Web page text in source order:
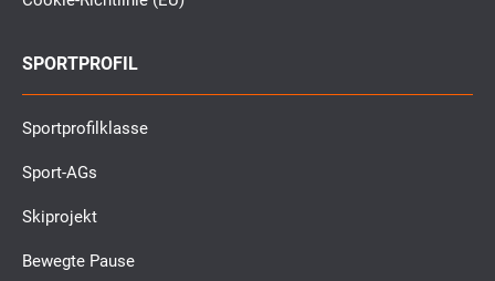
SPORTPROFIL
Sportprofilklasse
Sport-AGs
Skiprojekt
Bewegte Pause